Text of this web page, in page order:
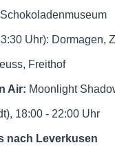
Uhr): Dormagen,
Freithof
Air: Moonlight
18:00 - 22:00 Uhr
nach Leverkusen